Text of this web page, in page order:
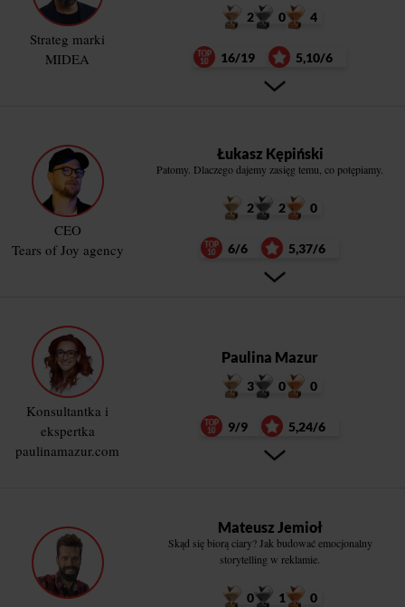
Strateg marki
MIDEA
2 0 4
16/19 5,10/6
CEO
Tears of Joy agency
Łukasz Kępiński
Patomy. Dlaczego dajemy zasięg temu, co potępiamy.
2 2 0
6/6 5,37/6
Konsultantka i
ekspertka
paulinamazur.com
Paulina Mazur
3 0 0
9/9 5,24/6
Mateusz Jemioł
Skąd się biorą ciary? Jak budować emocjonalny
storytelling w reklamie.
0 1 0